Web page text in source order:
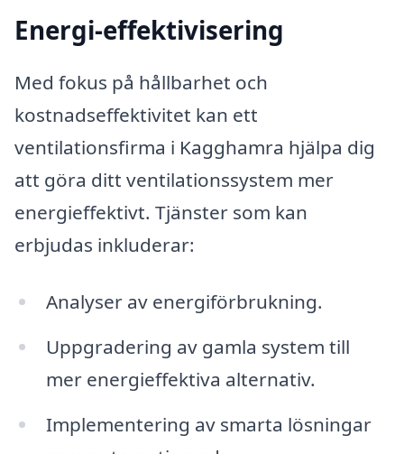
Energi-effektivisering
Med fokus på hållbarhet och
kostnadseffektivitet kan ett
ventilationsfirma i Kagghamra hjälpa dig
att göra ditt ventilationssystem mer
energieffektivt. Tjänster som kan
erbjudas inkluderar:
Analyser av energiförbrukning.
Uppgradering av gamla system till
mer energieffektiva alternativ.
Implementering av smarta lösningar